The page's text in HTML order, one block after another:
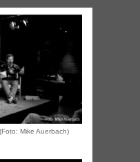
Mike Auerbach)